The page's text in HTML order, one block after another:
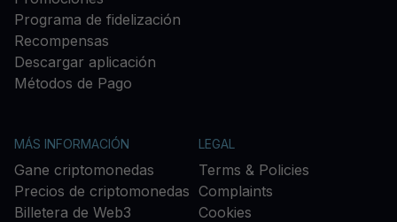
Programa de fidelización
Recompensas
Descargar aplicación
Métodos de Pago
MÁS INFORMACIÓN
Gane criptomonedas
Precios de criptomonedas
Billetera de Web3
LEGAL
Terms & Policies
Complaints
Cookies